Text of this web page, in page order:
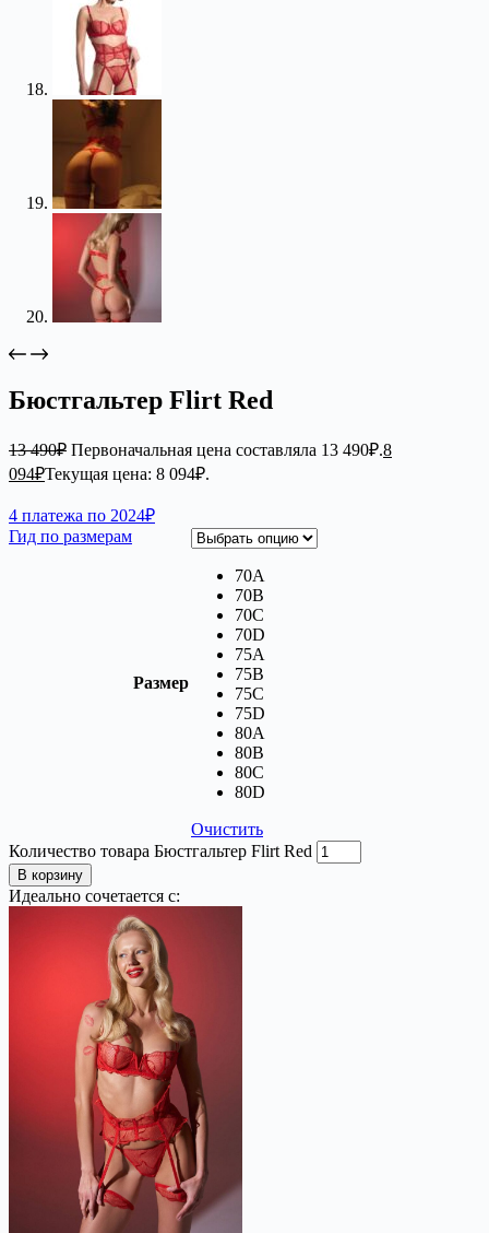
Бюстгальтер Flirt Red
13 490₽ Первоначальная цена составляла 13 490₽.8
094₽Текущая цена: 8 094₽.
4 платежа по 2024₽
Гид по размерам
Размер
70A
70B
70C
70D
75A
75B
75C
75D
80A
80B
80C
80D
Очистить
Количество товара Бюстгальтер Flirt Red
В корзину
Идеально сочетается с: